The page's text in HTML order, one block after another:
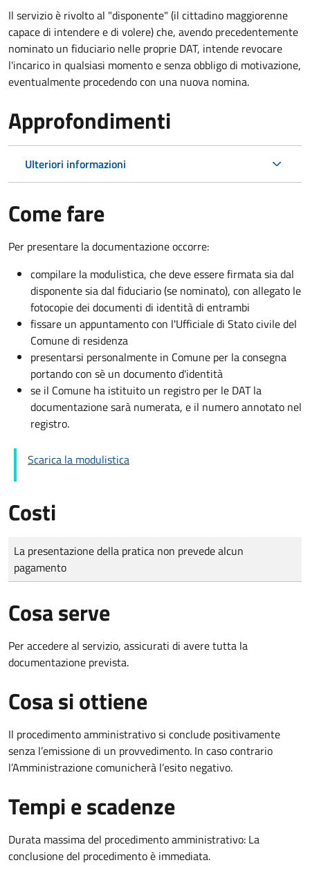
Il servizio è rivolto al "disponente" (il cittadino maggiorenne
capace di intendere e di volere) che, avendo precedentemente
nominato un fiduciario nelle proprie DAT, intende revocare
l'incarico in qualsiasi momento e senza obbligo di motivazione,
eventualmente procedendo con una nuova nomina.
Approfondimenti
Ulteriori informazioni
Come fare
Per presentare la documentazione occorre:
compilare la modulistica, che deve essere firmata sia dal
disponente sia dal fiduciario (se nominato), con allegato le
fotocopie dei documenti di identità di entrambi
fissare un appuntamento con l'Ufficiale di Stato civile del
Comune di residenza
presentarsi personalmente in Comune per la consegna
portando con sè un documento d'identità
se il Comune ha istituito un registro per le DAT la
documentazione sarà numerata, e il numero annotato nel
registro.
Scarica la modulistica
Costi
Tipo di pagamento
Importo
La presentazione della pratica non prevede alcun
pagamento
Cosa serve
Per accedere al servizio, assicurati di avere tutta la
documentazione prevista.
Cosa si ottiene
Il procedimento amministrativo si conclude positivamente
senza l’emissione di un provvedimento. In caso contrario
l’Amministrazione comunicherà l’esito negativo.
Tempi e scadenze
Durata massima del procedimento amministrativo: La
conclusione del procedimento è immediata.